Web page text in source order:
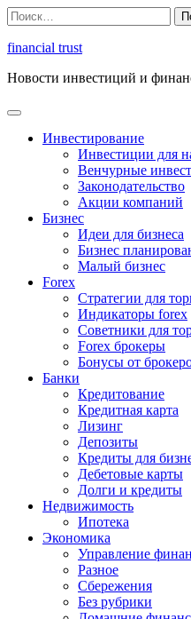
Перейти
к
содержимому
Найти:
financial trust
Новости инвестиций и
Инвестирование
Инвестиции для
Венчурные
Законодательство
Акции компаний
Бизнес
Идеи для бизнеса
Бизнес
Малый бизнес
Forex
Стратегии для
Индикаторы forex
Советники для
Forex брокеры
Бонусы от
Банки
Кредитование
Кредитная карта
Лизинг
Депозиты
Кредиты для
Дебетовые карты
Долги и кредиты
Недвижимость
Ипотека
Экономика
Управление
Разное
Сбережения
Без рубрики